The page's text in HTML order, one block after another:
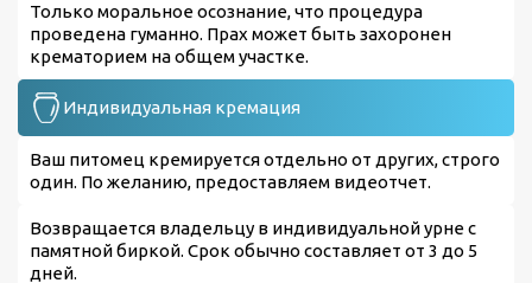
Только моральное осознание, что процедура
проведена гуманно. Прах может быть захоронен
крематорием на общем участке.
Индивидуальная кремация
Ваш питомец кремируется отдельно от других, строго
один. По желанию, предоставляем видеотчет.
Возвращается владельцу в индивидуальной урне с
памятной биркой. Срок обычно составляет от 3 до 5
дней.